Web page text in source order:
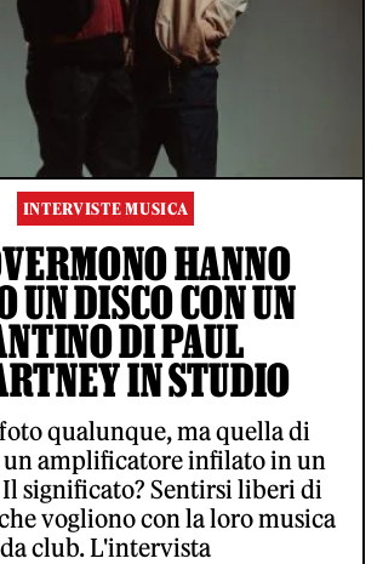
INTERVISTE MUSICA
HANNO
UN DISCO CON UN
DI PAUL
IN STUDIO
qualunque, ma quella di
un amplificatore infilato in un
significato? Sentirsi liberi di
vogliono con la loro musica
da club. L'intervista